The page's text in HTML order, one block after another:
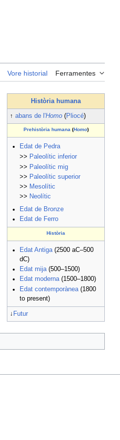
Vore historial Ferramentes
Història humana
↑ abans de l'Homo (Pliocé)
Prehistòria humana (Homo)
Edat de Pedra
>> Paleolític inferior
>> Paleolític mig
>> Paleolític superior
>> Mesolític
>> Neolític
Edat de Bronze
Edat de Ferro
Història
Edat Antiga(2500 aC–500
dC)
Edat mija(500–1500)
Edat moderna(1500–1800)
Edat contemporànea (1800
to present)
↓ Futur